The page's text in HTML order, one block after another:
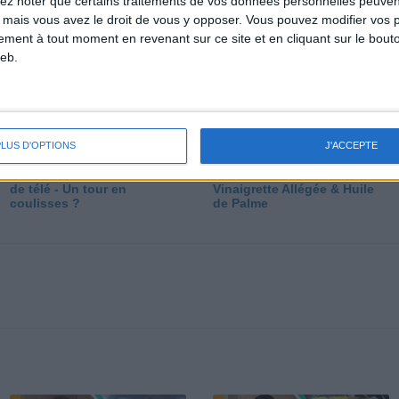
vous avez le droit de vous y opposer. Vous pouvez modifier vos
à tout moment en revenant sur ce site et en cliquant sur le
D'OPTIONS J'ACCEPTE
de télé - Un tour en
coulisses ?
Vinaigrette Allégée & Huile
de Palme